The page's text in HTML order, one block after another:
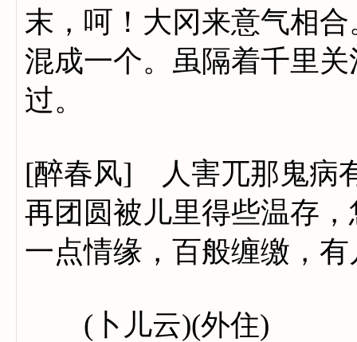
末，呵！大冈来意气相
混成一个。虽隔着千里
过。
[醉春风] 人害兀那鬼病
再团圆被儿里得些温存
一点情缘，百般缠缴，
(卜儿云)(外住)